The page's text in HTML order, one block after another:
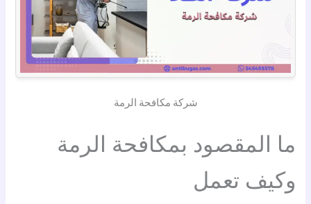
شركة مكافحة الرمة
ما المقصود بمكافحة الرمة
وكيف تعمل